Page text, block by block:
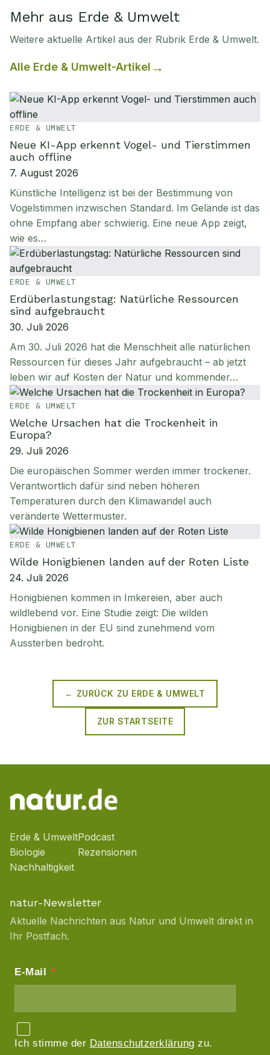
Mehr aus Erde & Umwelt
Weitere aktuelle Artikel aus der Rubrik Erde & Umwelt.
Alle Erde & Umwelt-Artikel
ERDE & UMWELT
Neue KI-App erkennt Vogel- und Tierstimmen
auch offline
7. August 2026
Künstliche Intelligenz ist bei der Bestimmung von
Vogelstimmen inzwischen Standard. Im Gelände ist das
ohne Empfang aber schwierig. Eine neue App zeigt,
wie es…
ERDE & UMWELT
Erdüberlastungstag: Natürliche Ressourcen
sind aufgebraucht
30. Juli 2026
Am 30. Juli 2026 hat die Menschheit alle natürlichen
Ressourcen für dieses Jahr aufgebraucht – ab jetzt
leben wir auf Kosten der Natur und kommender…
ERDE & UMWELT
Welche Ursachen hat die Trockenheit in
Europa?
29. Juli 2026
Die europäischen Sommer werden immer trockener.
Verantwortlich dafür sind neben höheren
Temperaturen durch den Klimawandel auch
veränderte Wettermuster.
ERDE & UMWELT
Wilde Honigbienen landen auf der Roten Liste
24. Juli 2026
Honigbienen kommen in Imkereien, aber auch
wildlebend vor. Eine Studie zeigt: Die wilden
Honigbienen in der EU sind zunehmend vom
Aussterben bedroht.
← ZURÜCK ZU ERDE & UMWELT
ZUR STARTSEITE
Erde & Umwelt
Biologie
Nachhaltigkeit
Podcast
Rezensionen
natur-Newsletter
Aktuelle Nachrichten aus Natur und Umwelt direkt in
Ihr Postfach.